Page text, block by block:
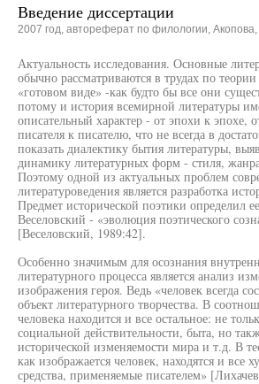
Введение диссертации
2007 год, автореферат по филологии,
Актуальность исследования. Основные
обычно рассматриваются в трудах по
«готовом виде» -как будто бы все они
потому и история всемирной литературы
описательный характер - от эпохи к эпохе,
писателя к писателю, что не всегда в
показать диалектику бытия литературы,
динамику литературных форм - стиля,
Поэтому одной из актуальных проблем
литературоведения является разработка
Предмет исторической поэтики определил
Веселовский - «эволюция поэтического
[Веселовский, 1989:42].
Особенно значимым для осознания
литературного процесса является анализ
изображения героя. Ведь «человек всегда
объект литературного творчества. В
человека находится и все остальное: не
социальной действительности, быта, но
исторической изменяемости мира и т.д. В
как изображается человек, находятся и все
средства, применяемые писателем»